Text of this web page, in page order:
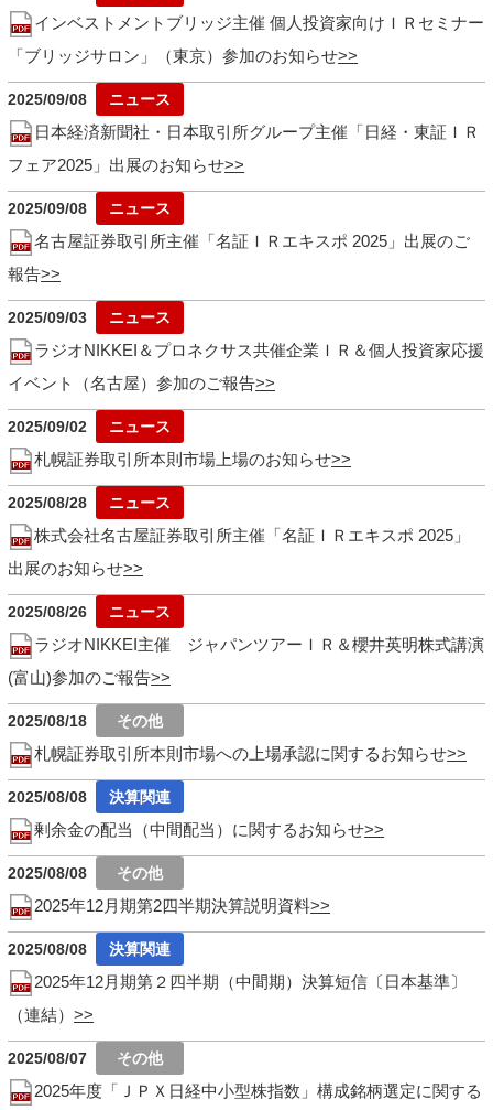
インベストメントブリッジ主催 個人投資家向けＩＲセミナー
「ブリッジサロン」（東京）参加のお知らせ
2025/09/08
日本経済新聞社・日本取引所グループ主催「日経・東証ＩＲ
フェア2025」出展のお知らせ
2025/09/08
名古屋証券取引所主催「名証ＩＲエキスポ 2025」出展のご
報告
2025/09/03
ラジオNIKKEI＆プロネクサス共催企業ＩＲ＆個人投資家応援
イベント（名古屋）参加のご報告
2025/09/02
札幌証券取引所本則市場上場のお知らせ
2025/08/28
株式会社名古屋証券取引所主催「名証ＩＲエキスポ 2025」
出展のお知らせ
2025/08/26
ラジオNIKKEI主催 ジャパンツアーＩＲ＆櫻井英明株式講演
(富山)参加のご報告
2025/08/18
札幌証券取引所本則市場への上場承認に関するお知らせ
2025/08/08
剰余金の配当（中間配当）に関するお知らせ
2025/08/08
2025年12月期第2四半期決算説明資料
2025/08/08
2025年12月期第２四半期（中間期）決算短信〔日本基準〕
（連結）
2025/08/07
2025年度「ＪＰＸ日経中小型株指数」構成銘柄選定に関する